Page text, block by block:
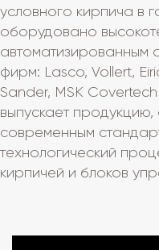
условного кирпича в
оборудовано
автоматизированным
фирм: Lasсo, Vollert,
Sander, MSK
выпускает
современным
технологический
кирпичей и блоков